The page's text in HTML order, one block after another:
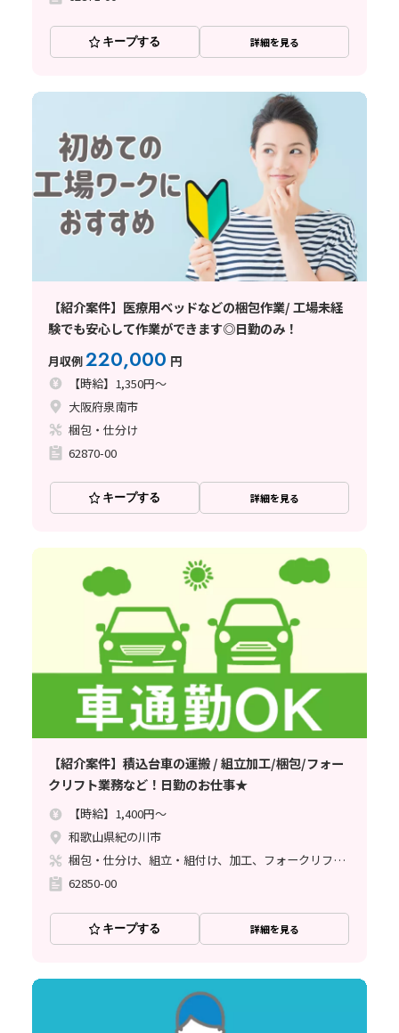
キープする 詳細を見る
【紹介案件】医療用ベッドなどの梱包作業/ 工場未経
験でも安心して作業ができます◎日勤のみ！
月収例220,000 円
【時給】1,350円～
大阪府泉南市
梱包・仕分け
62870-00
キープする 詳細を見る
【紹介案件】積込台車の運搬 / 組立加工/梱包/フォー
クリフト業務など！日勤のお仕事★
【時給】1,400円～
和歌山県紀の川市
梱包・仕分け、組立・組付け、加工、フォークリフト、ライン作業
62850-00
キープする 詳細を見る